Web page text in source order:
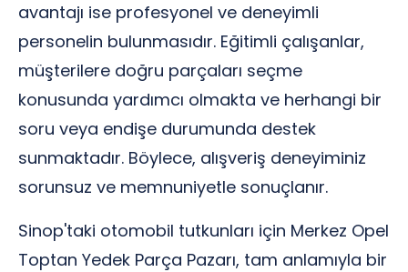
avantajı ise profesyonel ve deneyimli
personelin bulunmasıdır. Eğitimli çalışanlar,
müşterilere doğru parçaları seçme
konusunda yardımcı olmakta ve herhangi bir
soru veya endişe durumunda destek
sunmaktadır. Böylece, alışveriş deneyiminiz
sorunsuz ve memnuniyetle sonuçlanır.
Sinop'taki otomobil tutkunları için Merkez Opel
Toptan Yedek Parça Pazarı, tam anlamıyla bir